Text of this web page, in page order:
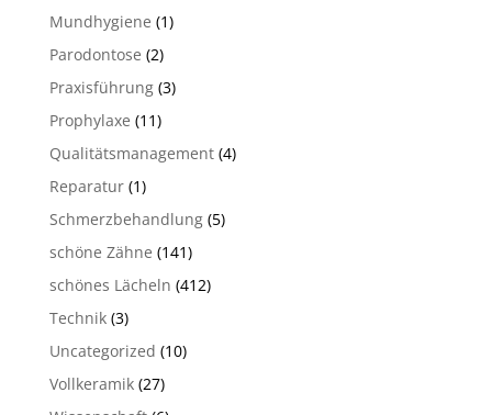
Mundhygiene (1)
Parodontose (2)
Praxisführung(3)
Prophylaxe (11)
Qualitätsmanagement(4)
Reparatur(1)
Schmerzbehandlung(5)
schöne Zähne (141)
schönes Lächeln (412)
Technik(3)
Uncategorized (10)
Vollkeramik(27)